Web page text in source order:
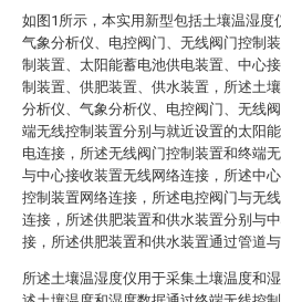
如图1所示，本实用新型包括土壤温湿度
气象分析仪、电控阀门、无线阀门控制
制装置、太阳能蓄电池供电装置、中心
制装置、供肥装置、供水装置，所述土
分析仪、气象分析仪、电控阀门、无线
端无线控制装置分别与就近设置的太阳
电连接，所述无线阀门控制装置和终端
与中心接收装置无线网络连接，所述中
控制装置网络连接，所述电控阀门与无
连接，所述供肥装置和供水装置分别与
接，所述供肥装置和供水装置通过管道
所述土壤温湿度仪用于采集土壤温度和